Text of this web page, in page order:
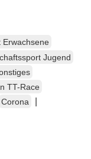
Erwachsene
Jugend
TT-Race
Corona